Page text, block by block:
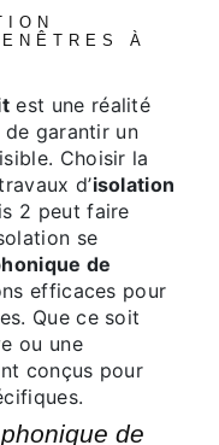
À
est une réalité
garantir un
Choisir la
d’isolation
2 peut faire
se
de
efficaces pour
Que ce soit
ou une
conçus pour